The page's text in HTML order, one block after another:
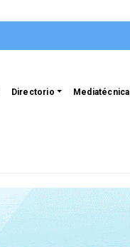
Directorio Mediatécnica